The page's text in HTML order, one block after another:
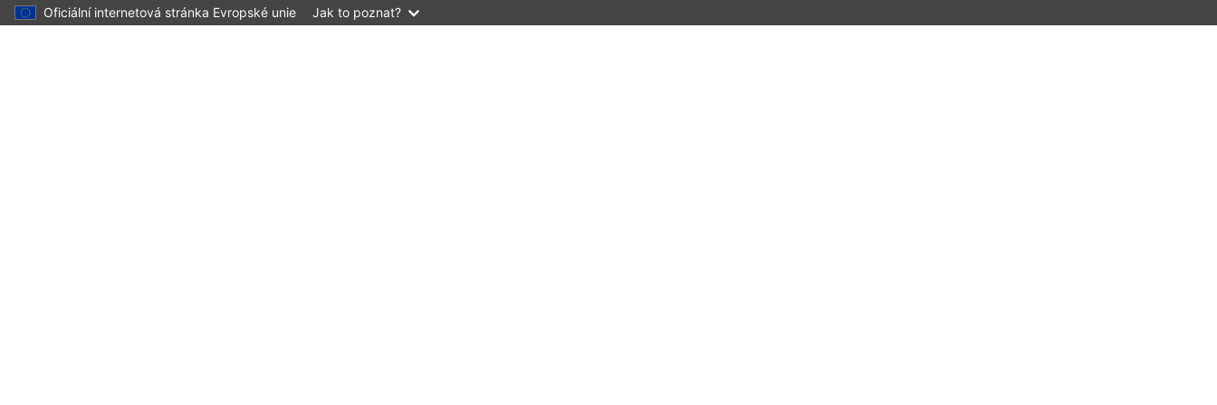
Oficiální internetová stránka Evropské unie Jak to poznat?